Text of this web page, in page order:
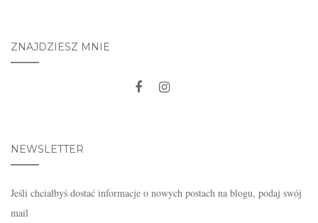
ZNAJDZIESZ MNIE
NEWSLETTER
Jeśli chciałbyś dostać informacje o nowych postach na blogu, podaj swój
mail